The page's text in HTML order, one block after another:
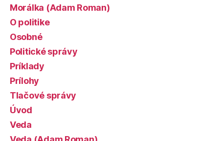
Morálka (Adam Roman)
O politike
Osobné
Politické správy
Príklady
Prílohy
Tlačové správy
Úvod
Veda